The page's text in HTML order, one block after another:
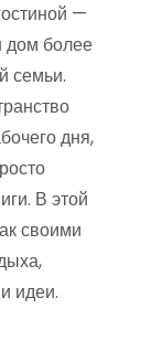
—
дом более
семьи.
дня,
В этой
своими
идеи.